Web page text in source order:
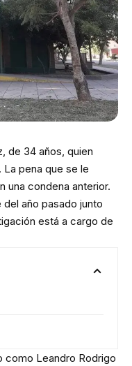
de 34 años, quien
pena que se le
una condena anterior.
año pasado junto
está a cargo de
como Leandro Rodrigo